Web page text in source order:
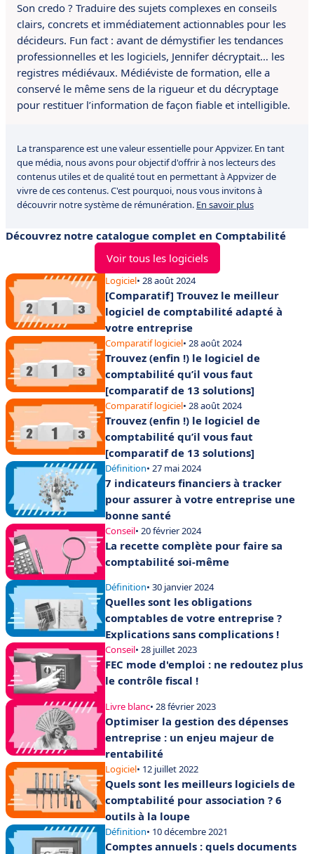
Son credo ? Traduire des sujets complexes en conseils
clairs, concrets et immédiatement actionnables pour les
décideurs. Fun fact : avant de démystifier les tendances
professionnelles et les logiciels, Jennifer décryptait… les
registres médiévaux. Médiéviste de formation, elle a
conservé le même sens de la rigueur et du décryptage
pour restituer l’information de façon fiable et intelligible.
La transparence est une valeur essentielle pour Appvizer. En tant
que média, nous avons pour objectif d'offrir à nos lecteurs des
contenus utiles et de qualité tout en permettant à Appvizer de
vivre de ces contenus. C'est pourquoi, nous vous invitons à
découvrir notre système de rémunération. En savoir plus
Découvrez notre catalogue complet en Comptabilité
Voir tous les logiciels
Logiciel• 28 août 2024
[Comparatif] Trouvez le meilleur
logiciel de comptabilité adapté à
votre entreprise
Comparatif logiciel• 28 août 2024
Trouvez (enfin !) le logiciel de
comptabilité qu’il vous faut
[comparatif de 13 solutions]
Comparatif logiciel• 28 août 2024
Trouvez (enfin !) le logiciel de
comptabilité qu’il vous faut
[comparatif de 13 solutions]
Définition• 27 mai 2024
7 indicateurs financiers à tracker
pour assurer à votre entreprise une
bonne santé
Conseil• 20 février 2024
La recette complète pour faire sa
comptabilité soi-même
Définition• 30 janvier 2024
Quelles sont les obligations
comptables de votre entreprise ?
Explications sans complications !
Conseil• 28 juillet 2023
FEC mode d'emploi : ne redoutez plus
le contrôle fiscal !
Livre blanc• 28 février 2023
Optimiser la gestion des dépenses
entreprise : un enjeu majeur de
rentabilité
Logiciel• 12 juillet 2022
Quels sont les meilleurs logiciels de
comptabilité pour association ? 6
outils à la loupe
Définition• 10 décembre 2021
Comptes annuels : quels documents